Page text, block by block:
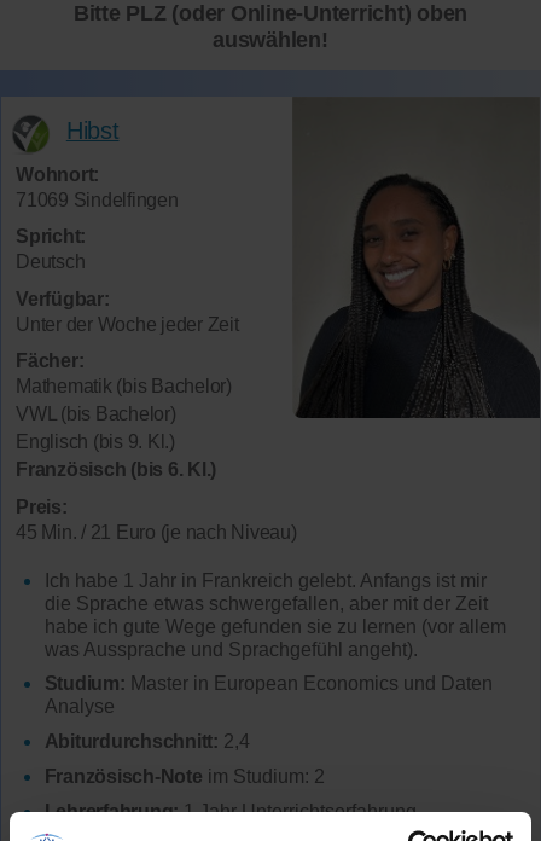
Bitte PLZ (oder Online-Unterricht) oben
auswählen!
Hibst
Wohnort:
71069 Sindelfingen
Spricht:
Deutsch
Verfügbar:
Unter der Woche jeder Zeit
Fächer:
Mathematik (bis Bachelor)
VWL (bis Bachelor)
Englisch (bis 9. Kl.)
Französisch (bis 6. Kl.)
Preis:
45 Min. / 21 Euro (je nach Niveau)
Ich habe 1 Jahr in Frankreich gelebt. Anfangs ist mir
die Sprache etwas schwergefallen, aber mit der Zeit
habe ich gute Wege gefunden sie zu lernen (vor allem
was Aussprache und Sprachgefühl angeht).
Studium: Master in European Economics und Daten
Analyse
Abiturdurchschnitt: 2,4
Französisch-Note im Studium: 2
Lehrerfahrung:1 Jahr Unterrichtserfahrung